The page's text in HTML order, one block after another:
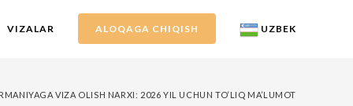
VIZALAR ALOQAGA CHIQISH UZBEK
VIZA OLISH NARXI: 2026 YIL UCHUN TO‘LIQ MA’LUMOT